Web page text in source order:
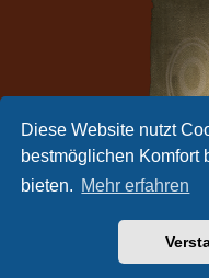
Diese Website nutzt
bestmöglichen Komfort
bieten. Mehr erfahren